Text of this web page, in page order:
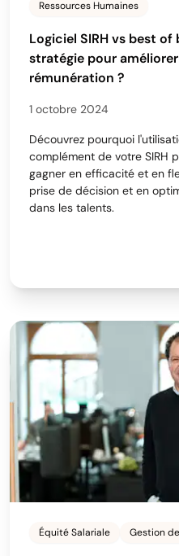
Ressources Humaines
Logiciel SIRH vs best of
stratégie pour
rémunération ?
1 octobre 2024
Découvrez pourquoi
complément de votre SIRH
gagner en efficacité et en
prise de décision et en
dans les talents.
Équité Salariale Gestion